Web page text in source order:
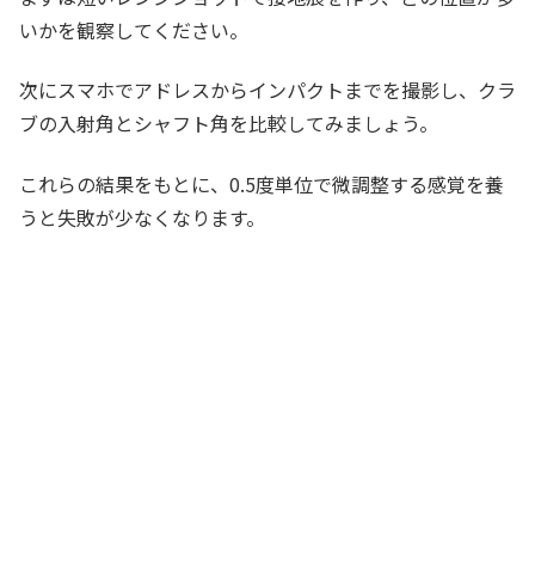
いかを観察してください。
次にスマホでアドレスからインパクトまでを撮影し、クラ
ブの入射角とシャフト角を比較してみましょう。
これらの結果をもとに、0.5度単位で微調整する感覚を養
うと失敗が少なくなります。